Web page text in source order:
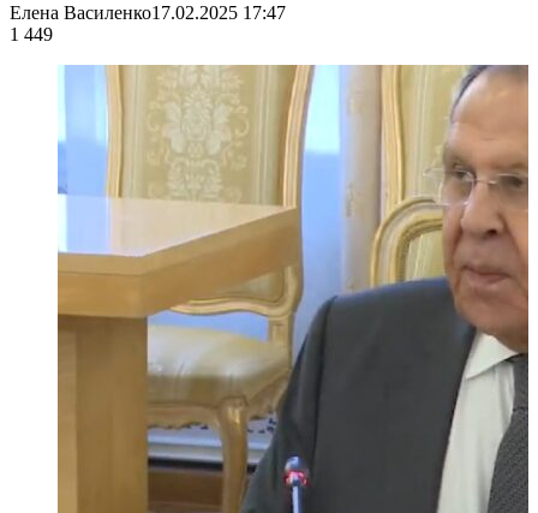
Елена Василенко17.02.2025 17:47
1 449